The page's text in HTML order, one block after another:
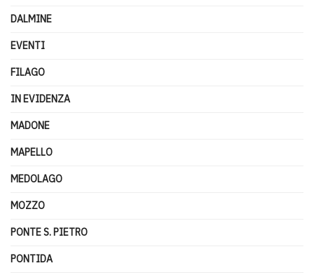
DALMINE
EVENTI
FILAGO
IN EVIDENZA
MADONE
MAPELLO
MEDOLAGO
MOZZO
PONTE S. PIETRO
PONTIDA